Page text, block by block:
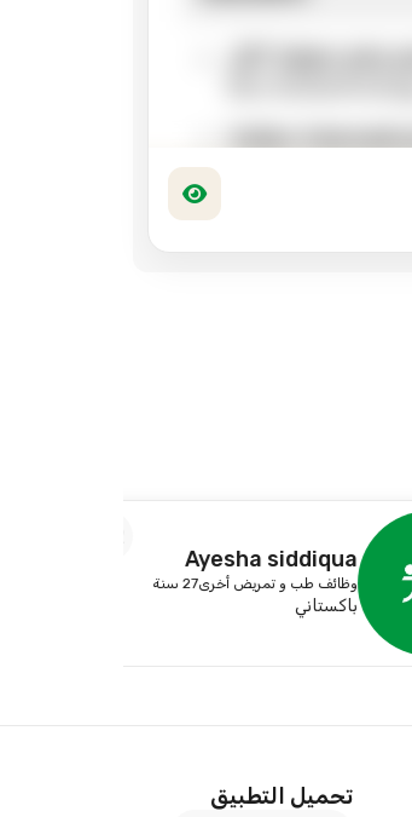
Ayesha siddiqua
وظائف طب و تمريض أخرى27 سنة
باكستاني
تحميل التطبيق